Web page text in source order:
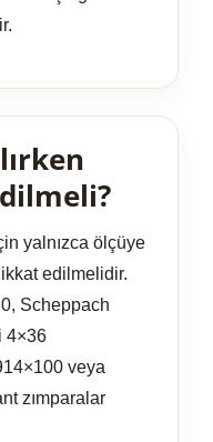
yalnızca ölçüye
edilmelidir.
Scheppach
4×36
veya
zımparalar